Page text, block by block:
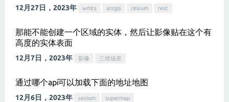
12月27日，2023年 wmts arcgis cesium rest
那能不能创建一个区域的实体，然后让影像贴在这个有
高度的实体表面
12月7日，2023年 影像 三维场景
通过哪个api可以加载下面的地址地图
12月6日，2023年 cesium supermap